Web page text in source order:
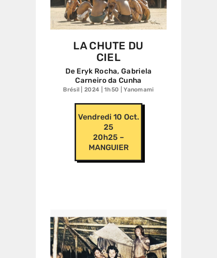
LA CHUTE DU
CIEL
De Eryk Rocha, Gabriela
Carneiro da Cunha
Brésil | 2024 | 1h50 | Yanomami
Vendredi 10 Oct.
25
20h25 –
MANGUIER